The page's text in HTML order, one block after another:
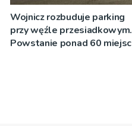
Wojnicz rozbuduje parking
przy węźle przesiadkowym.
Powstanie ponad 60 miejsc